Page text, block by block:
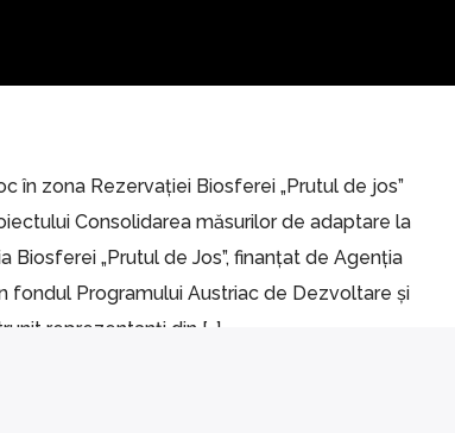
în zona Rezervației Biosferei „Prutul de jos”
Consolidarea măsurilor de adaptare la
„Prutul de Jos”, finanțat de Agenția
fondul Programului Austriac de Dezvoltare și
reprezentanți din […]